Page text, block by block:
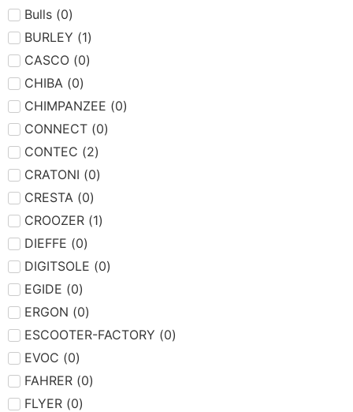
Bulls (0)
BURLEY (1)
CASCO (0)
CHIBA (0)
CHIMPANZEE (0)
CONNECT (0)
CONTEC (2)
CRATONI (0)
CRESTA (0)
CROOZER (1)
DIEFFE (0)
DIGITSOLE (0)
EGIDE (0)
ERGON (0)
ESCOOTER-FACTORY (0)
EVOC (0)
FAHRER (0)
FLYER (0)